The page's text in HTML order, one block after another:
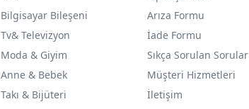
Bilgisayar Bileşeni
Tv& Televizyon
Moda & Giyim
Anne & Bebek
Takı & Bijüteri
Arıza Formu
İade Formu
Sıkça Sorulan Sorular
Müşteri Hizmetleri
İletişim